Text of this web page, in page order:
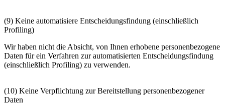
(9) Keine automatisiere Entscheidungsfindung (einschließlich
Profiling)
Wir haben nicht die Absicht, von Ihnen erhobene personenbezogene
Daten für ein Verfahren zur automatisierten Entscheidungsfindung
(einschließlich Profiling) zu verwenden.
(10) Keine Verpflichtung zur Bereitstellung personenbezogener
Daten